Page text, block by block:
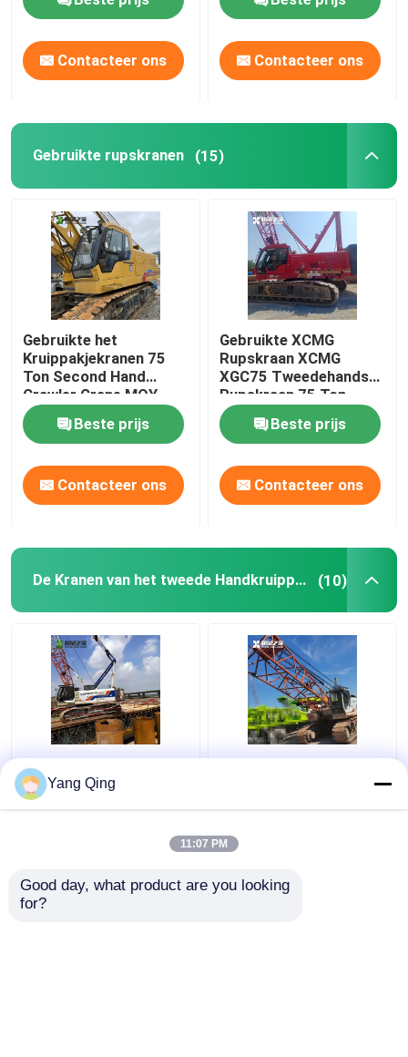
Contacteer ons Contacteer ons
Gebruikte rupskranen (15)
Gebruikte het
Kruippakjekranen 75
Ton Second Hand
Crawler Crane MOY
2018 van XCMG XGC75
Beste prijs
Contacteer ons
Gebruikte XCMG
Rupskraan XCMG
XGC75 Tweedehands
Rupskraan 75 Ton
Beste prijs
Contacteer ons
De Kranen van het tweede Handkruippakje (10)
75ton de gebruikte
Kranen Zoomlion
ZCC750V van het
Gebruikte Zoomlion
QUY80 80 Ton Crawler
Yang Qing
11:07 PM
Good day, what product are you looking
for?